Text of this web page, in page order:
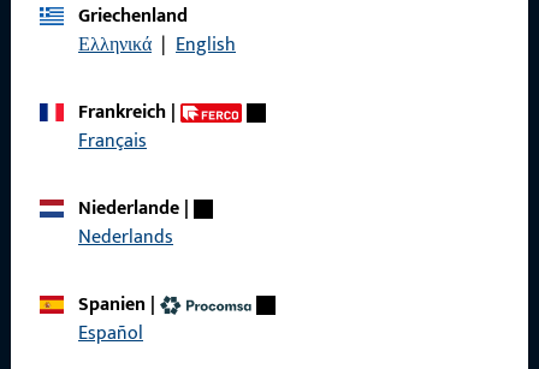
Griechenland
Ελληνικά | English
Frankreich|
Français
Niederlande|
Nederlands
Spanien |
Español
Kontakt
ProPoint-Serviceportal